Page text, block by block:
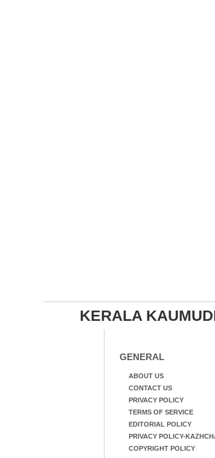
KERALA
GENERAL
ABOUT US
CONTACT US
PRIVACY POLICY
TERMS OF SERVICE
EDITORIAL POLICY
PRIVACY POLICY-
COPYRIGHT POLICY